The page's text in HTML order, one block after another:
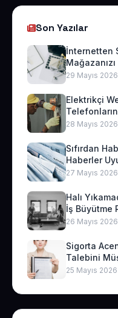
Son Yazılar
İnternetten
29 Mayıs 2026
Elektrikçi
28 Mayıs 2026
Sıfırdan
Haberler
27 Mayıs 2026
Halı
İş Büyütme
26 Mayıs 2026
Sigorta
Talebini
25 Mayıs 2026